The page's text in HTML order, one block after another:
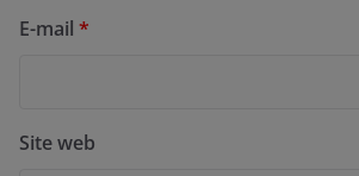
E-mail *
Site web